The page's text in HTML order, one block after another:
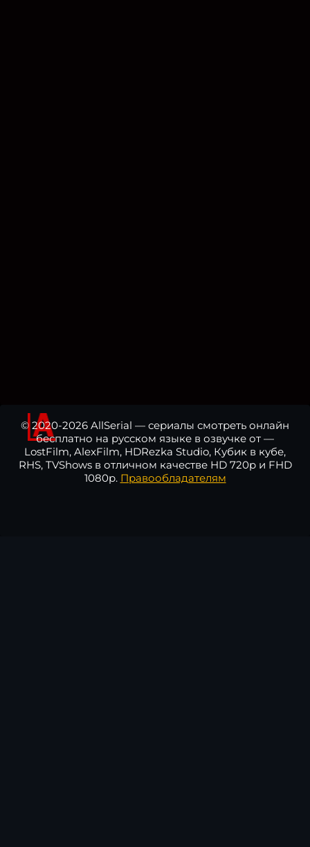
© 2020-2026 AllSerial — сериалы смотреть онлайн
бесплатно на русском языке в озвучке от —
LostFilm, AlexFilm, HDRezka Studio, Кубик в кубе,
RHS, TVShows в отличном качестве HD 720p и FHD
1080p. Правообладателям